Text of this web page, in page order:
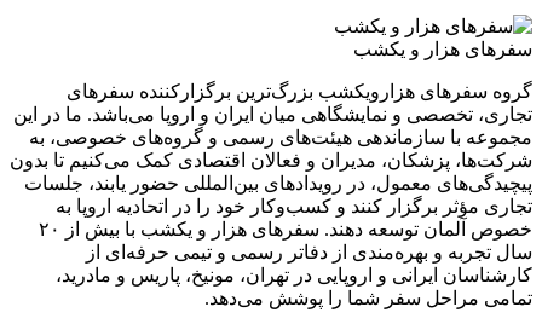
هزار و یکشب
هزارویکشب بزرگ‌ترین برگزارکننده سفرهای
تخصصی و نمایشگاهی میان ایران و اروپا می‌باشد. ما در این
با سازماندهی هیئت‌های رسمی و گروه‌های خصوصی، به
پزشکان، مدیران و فعالان اقتصادی کمک می‌کنیم تا بدون
معمول، در رویدادهای بین‌المللی حضور یابند، جلسات
برگزار کنند و کسب‌وکار خود را در اتحادیه اروپا به
خصوص آلمان توسعه دهند. سفر‌های هزار و یکشب با بیش از ۲۰
و بهره‌مندی از دفاتر رسمی و تیمی حرفه‌ای از
ایرانی و اروپایی در تهران، مونیخ، پاریس و مادرید،
مراحل سفر شما را پوشش می‌دهد.